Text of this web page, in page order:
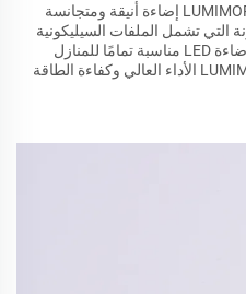
توفر شرائح LED من نوع COB من LUMIMORE إضاءة أنيقة ومتجانسة
التي تشمل الملفات السيليكونية
وملفات الألمنيوم، فإن هذه شرائط الإضاءة LED مناسبة تمامًا للمنازل
الحديثة والأماكن المهنية. يضمن LUMIMORE الأداء العالي وكفاءة الطاقة